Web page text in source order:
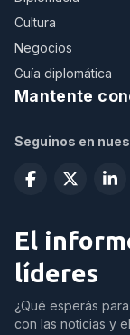
Cultura
Negocios
Guía diplomática
Mantente
Seguinos en
El
líderes
¿Qué esperás
con las noticias y